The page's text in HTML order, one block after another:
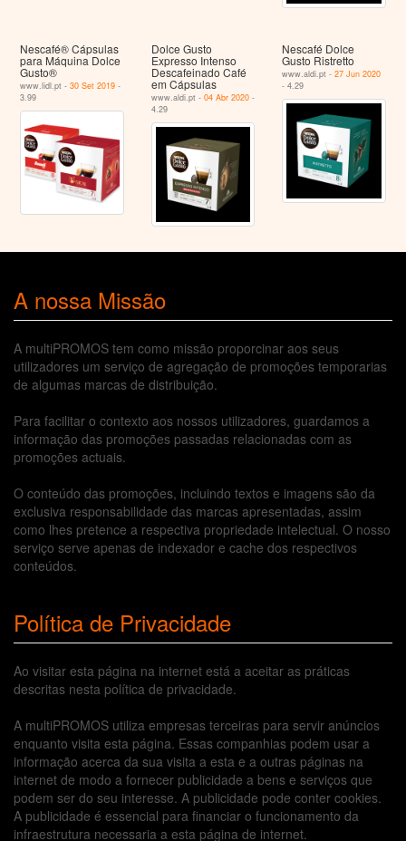
Nescafé® Cápsulas
para Máquina Dolce
Gusto®
www.lidl.pt -30 Set 2019 -
3.99
Dolce Gusto
Expresso Intenso
Descafeinado Café
em Cápsulas
www.aldi.pt - 04 Abr 2020-
4.29
Nescafé Dolce
Gusto Ristretto
www.aldi.pt -27 Jun 2020
- 4.29
A nossa Missão
A multiPROMOS tem como missão proporcinar aos seus
utilizadores um serviço de agregação de promoções temporarias
de algumas marcas de distribuição.
Para facilitar o contexto aos nossos utilizadores, guardamos a
informação das promoções passadas relacionadas com as
promoções actuais.
O conteúdo das promoções, incluindo textos e imagens são da
exclusiva responsabilidade das marcas apresentadas, assim
como lhes pretence a respectiva propriedade intelectual. O nosso
serviço serve apenas de indexador e cache dos respectivos
conteúdos.
Política de Privacidade
Ao visitar esta página na internet está a aceitar as práticas
descritas nesta política de privacidade.
A multiPROMOS utiliza empresas terceiras para servir anúncios
enquanto visita esta página. Essas companhias podem usar a
informação acerca da sua visita a esta e a outras páginas na
internet de modo a fornecer publicidade a bens e serviços que
podem ser do seu interesse. A publicidade pode conter cookies.
A publicidade é essencial para financiar o funcionamento da
infraestrutura necessaria a esta página de internet.